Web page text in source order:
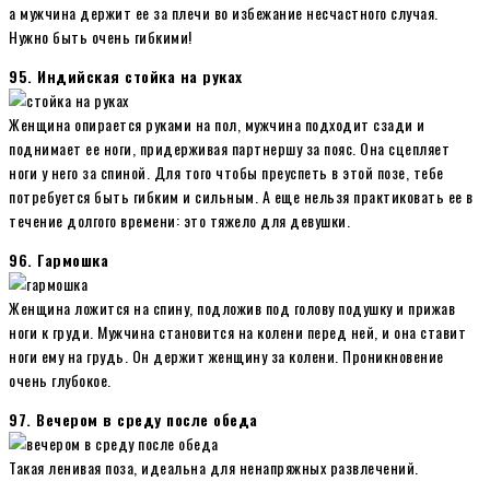
а мужчина держит ее за плечи во избежание несчастного случая.
Нужно быть очень гибкими!
95. Индийская стойка на руках
Женщина опирается руками на пол, мужчина подходит сзади и
поднимает ее ноги, придерживая партнершу за пояс. Она сцепляет
ноги у него за спиной. Для того чтобы преуспеть в этой позе, тебе
потребуется быть гибким и сильным. А еще нельзя практиковать ее в
течение долгого времени: это тяжело для девушки.
96. Гармошка
Женщина ложится на спину, подложив под голову подушку и прижав
ноги к груди. Мужчина становится на колени перед ней, и она ставит
ноги ему на грудь. Он держит женщину за колени. Проникновение
очень глубокое.
97. Вечером в среду после обеда
Такая ленивая поза, идеальна для ненапряжных развлечений.